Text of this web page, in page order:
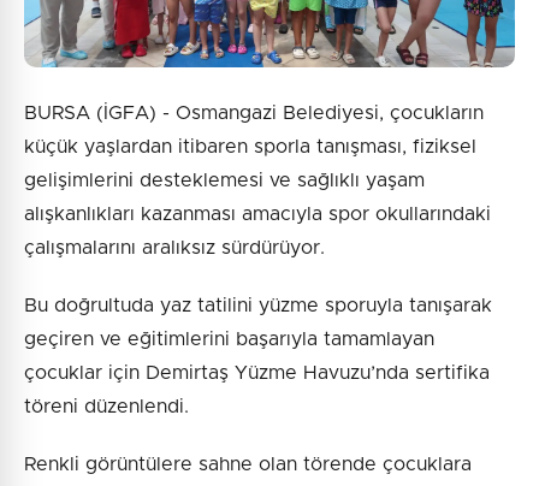
BURSA (İGFA) - Osmangazi Belediyesi, çocukların
küçük yaşlardan itibaren sporla tanışması, fiziksel
gelişimlerini desteklemesi ve sağlıklı yaşam
alışkanlıkları kazanması amacıyla spor okullarındaki
çalışmalarını aralıksız sürdürüyor.
Bu doğrultuda yaz tatilini yüzme sporuyla tanışarak
geçiren ve eğitimlerini başarıyla tamamlayan
çocuklar için Demirtaş Yüzme Havuzu’nda sertifika
töreni düzenlendi.
Renkli görüntülere sahne olan törende çocuklara